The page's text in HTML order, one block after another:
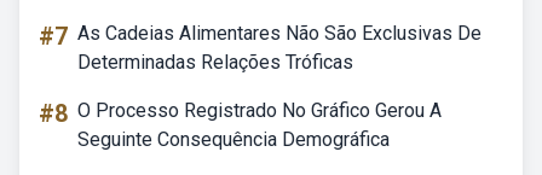
#7 As Cadeias Alimentares Não São Exclusivas De
Determinadas Relações Tróficas
#8 O Processo Registrado No Gráfico Gerou A
Seguinte Consequência Demográfica